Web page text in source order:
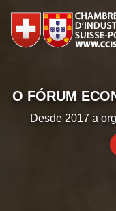
FÓRUM
Desde 2017 a